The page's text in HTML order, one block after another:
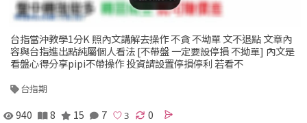
台指當沖教學1分K 照內文講解去操作 不貪 不坳單 文不退點 文章內
容與台指進出點純屬個人看法 [不帶盤 一定要設停損 不拗單] 內文是
看盤心得分享pipi不帶操作 投資請設置停損停利 若看不
台指期
940 8 15 7 0